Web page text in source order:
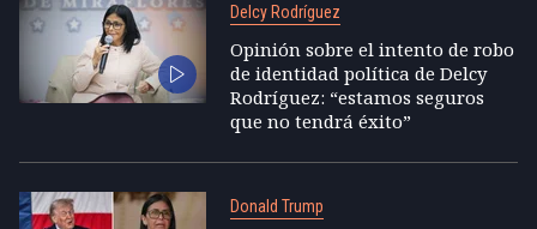
Delcy Rodríguez
Opinión sobre el intento de robo
de identidad política de Delcy
Rodríguez: “estamos seguros
que no tendrá éxito”
Donald Trump